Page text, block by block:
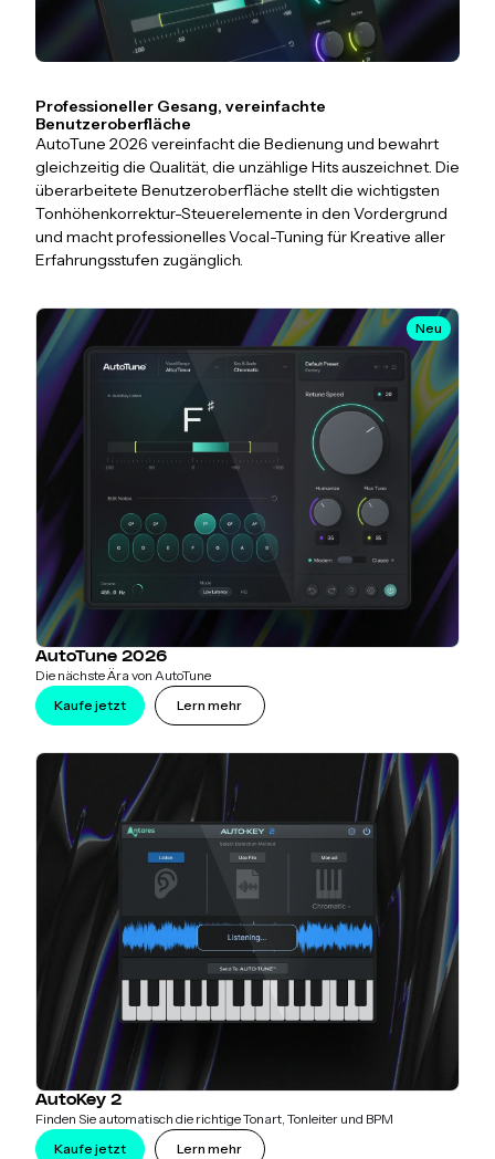
Professioneller Gesang, vereinfachte
Benutzeroberfläche
AutoTune 2026 vereinfacht die Bedienung und bewahrt
gleichzeitig die Qualität, die unzählige Hits auszeichnet. Die
überarbeitete Benutzeroberfläche stellt die wichtigsten
Tonhöhenkorrektur-Steuerelemente in den Vordergrund
und macht professionelles Vocal-Tuning für Kreative aller
Erfahrungsstufen zugänglich.
Neu
AutoTune 2026
Die nächste Ära von AutoTune
Kaufe jetzt
Lern mehr
AutoKey 2
Finden Sie automatisch die richtige Tonart, Tonleiter und BPM
Kaufe jetzt
Lern mehr